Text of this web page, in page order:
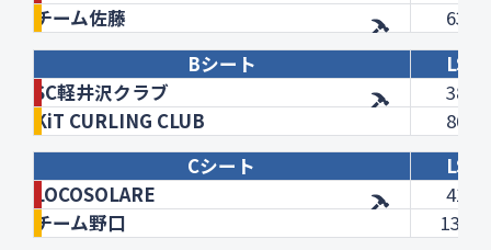
チーム佐藤
63.4
Bシート
LSD
SC軽井沢クラブ
38.6
KiT CURLING CLUB
86.5
Cシート
LSD
LOCOSOLARE
41.0
チーム野口
131.6